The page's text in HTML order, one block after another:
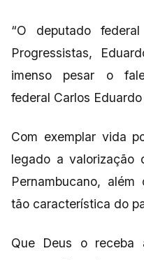
“O deputado
Progressistas,
imenso pesar o
federal Carlos
Com exemplar vida
legado a valorização
Pernambucano,
tão característica do
Que Deus o